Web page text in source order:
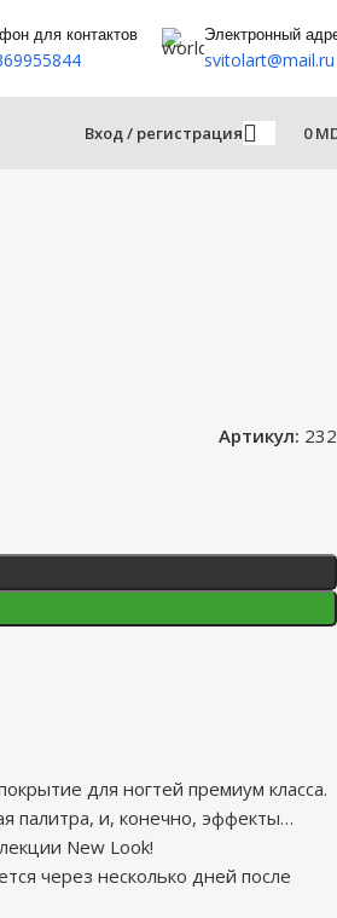
для контактов Электронный
svitolart@mail.ru
Вход / регистрация 0
Артикул: 232
для ногтей премиум класса.
палитра, и, конечно, эффекты…
New Look!
через несколько дней после